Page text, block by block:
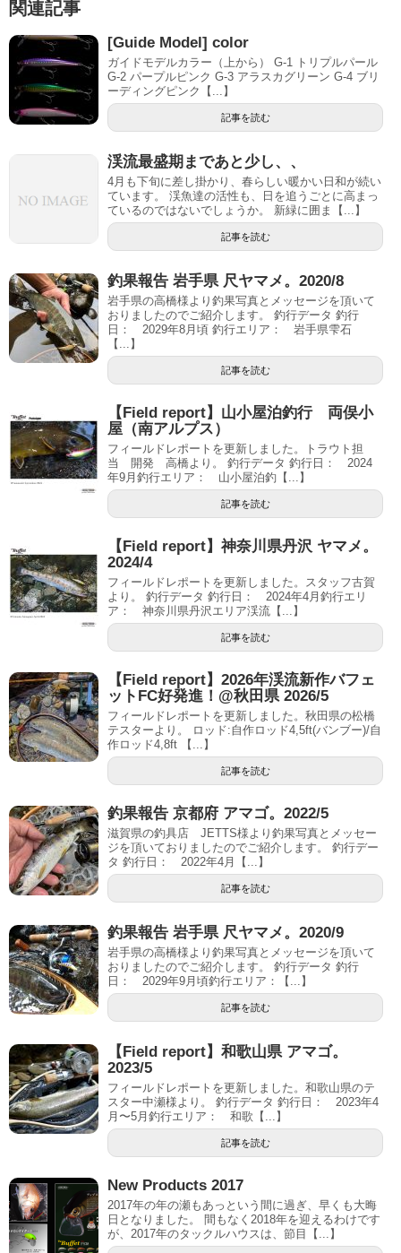
関連記事
[Guide Model] color
ガイドモデルカラー（上から） G-1 トリプルパール
G-2 パープルピンク G-3 アラスカグリーン G-4 ブリ
ーディングピンク【...】
記事を読む
渓流最盛期まであと少し、、
4月も下旬に差し掛かり、春らしい暖かい日和が続い
ています。 渓魚達の活性も、日を追うごとに高まっ
ているのではないでしょうか。 新緑に囲ま【...】
記事を読む
釣果報告 岩手県 尺ヤマメ。2020/8
岩手県の高橋様より釣果写真とメッセージを頂いて
おりましたのでご紹介します。 釣行データ 釣行
日： 2029年8月頃 釣行エリア： 岩手県雫石
【...】
記事を読む
【Field report】山小屋泊釣行 両俣小
屋（南アルプス）
フィールドレポートを更新しました。トラウト担
当 開発 高橋より。 釣行データ 釣行日： 2024
年9月釣行エリア： 山小屋泊釣【...】
記事を読む
【Field report】神奈川県丹沢 ヤマメ。
2024/4
フィールドレポートを更新しました。スタッフ古賀
より。 釣行データ 釣行日： 2024年4月釣行エリ
ア： 神奈川県丹沢エリア渓流【...】
記事を読む
【Field report】2026年渓流新作バフェ
ットFC好発進！@秋田県 2026/5
フィールドレポートを更新しました。秋田県の松橋
テスターより。 ロッド:自作ロッド4,5ft(バンブー)/自
作ロッド4,8ft 【...】
記事を読む
釣果報告 京都府 アマゴ。2022/5
滋賀県の釣具店 JETTS様より釣果写真とメッセー
ジを頂いておりましたのでご紹介します。 釣行デー
タ 釣行日： 2022年4月【...】
記事を読む
釣果報告 岩手県 尺ヤマメ。2020/9
岩手県の高橋様より釣果写真とメッセージを頂いて
おりましたのでご紹介します。 釣行データ 釣行
日： 2029年9月頃釣行エリア：【...】
記事を読む
【Field report】和歌山県 アマゴ。
2023/5
フィールドレポートを更新しました。和歌山県のテ
スター中瀬様より。 釣行データ 釣行日： 2023年4
月〜5月釣行エリア： 和歌【...】
記事を読む
New Products 2017
2017年の年の瀬もあっという間に過ぎ、早くも大晦
日となりました。 間もなく2018年を迎えるわけです
が、2017年のタックルハウスは、節目【...】